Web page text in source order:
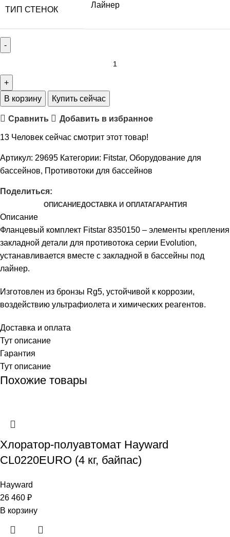
ТИП СТЕНОК
Лайнер
В корзину Купить сейчас
Сравнить Добавить в избранное
13 Человек сейчас смотрит этот товар!
Артикул: 29695 Категории: Fitstar, Оборудование для
бассейнов, Противотоки для бассейнов
Поделиться:
ОПИСАНИЕДОСТАВКА И ОПЛАТАГАРАНТИЯ
Описание
Фланцевый комплект Fitstar 8350150 – элементы крепления
закладной детали для противотока серии Evolution,
устанавливается вместе с закладной в бассейны под
лайнер.
Изготовлен из бронзы Rg5, устойчивой к коррозии,
воздействию ультрафиолета и химических реагентов.
Доставка и оплата
Тут описание
Гарантия
Тут описание
Похожие товары
Хлоратор-полуавтомат Hayward
CL0220EURO (4 кг, байпас)
Hayward
26 460 ₽
В корзину